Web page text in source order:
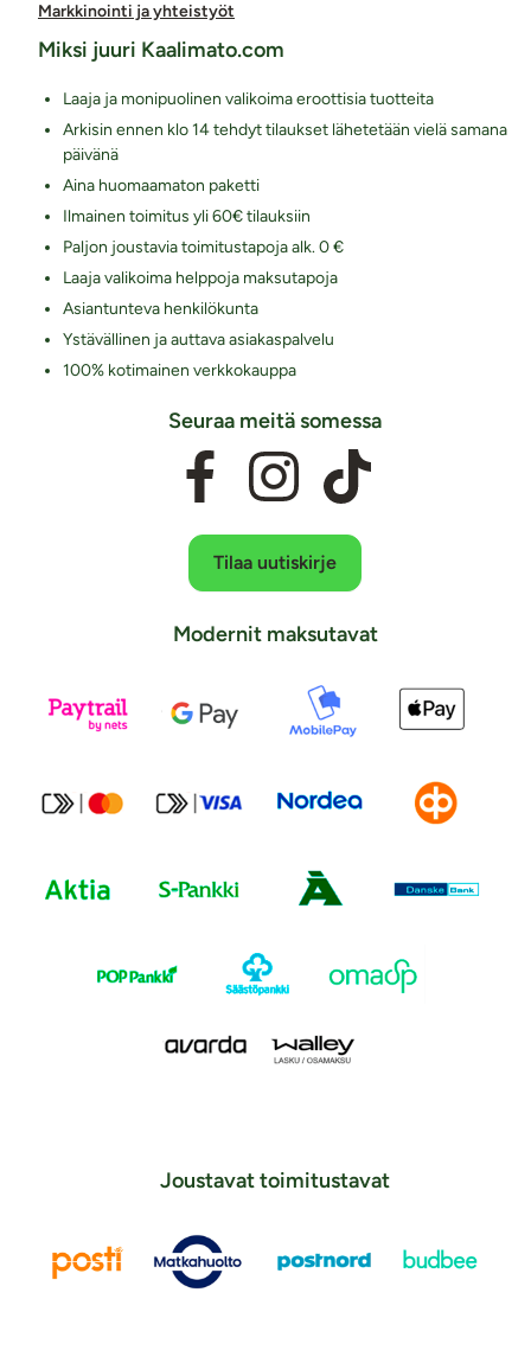
Markkinointi ja yhteistyöt
Miksi juuri Kaalimato.com
Laaja ja monipuolinen valikoima eroottisia tuotteita
Arkisin ennen klo 14 tehdyt tilaukset lähetetään vielä samana
päivänä
Aina huomaamaton paketti
Ilmainen toimitus yli 60€ tilauksiin
Paljon joustavia toimitustapoja alk. 0 €
Laaja valikoima helppoja maksutapoja
Asiantunteva henkilökunta
Ystävällinen ja auttava asiakaspalvelu
100% kotimainen verkkokauppa
Seuraa meitä somessa
Tilaa uutiskirje
Modernit maksutavat
Joustavat toimitustavat